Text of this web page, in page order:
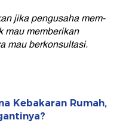
jika pengusaha mem-
mau memberikan
mau berkonsultasi.
Kebakaran Rumah,